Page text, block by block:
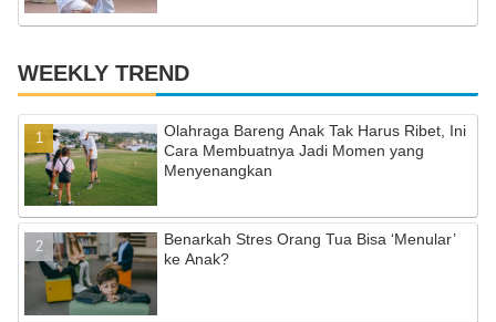
WEEKLY TREND
Olahraga Bareng Anak Tak Harus Ribet, Ini
Cara Membuatnya Jadi Momen yang
Menyenangkan
Benarkah Stres Orang Tua Bisa ‘Menular’
ke Anak?